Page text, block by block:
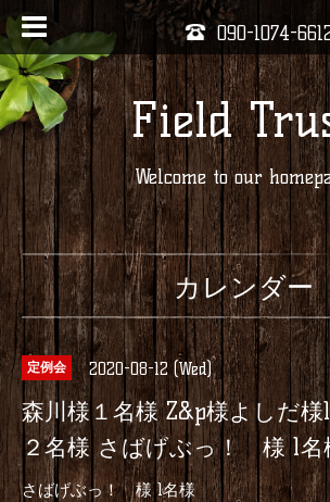
090-1074-
Field
Welcome to our
カレンダー
定例会 2020-08-12 (Wed)
森川様１名様 Z&p様よしだ様
２名様 さばげぶっ！ 様
さばげぶっ！ 様 1名様